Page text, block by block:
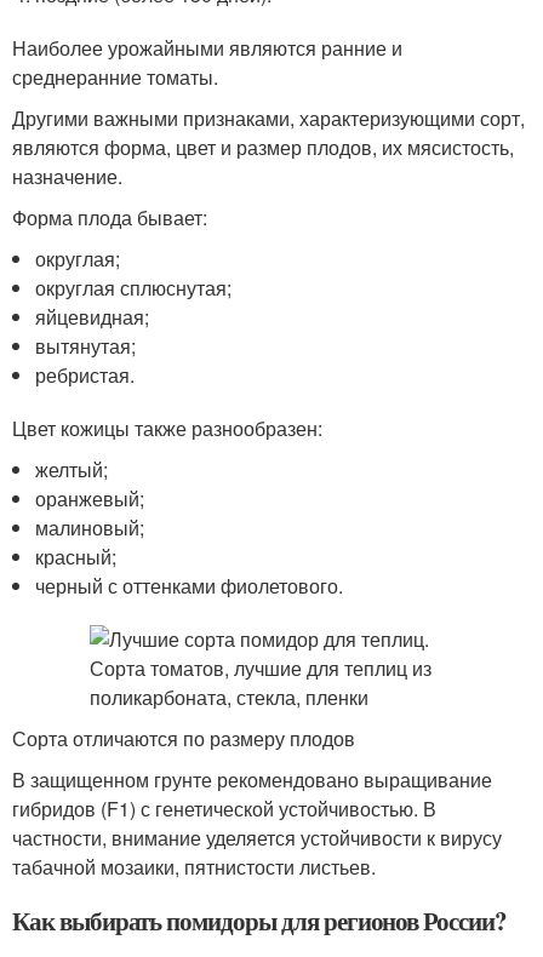
Наиболее урожайными являются ранние и
среднеранние томаты.
Другими важными признаками, характеризующими сорт,
являются форма, цвет и размер плодов, их мясистость,
назначение.
Форма плода бывает:
округлая;
округлая сплюснутая;
яйцевидная;
вытянутая;
ребристая.
Цвет кожицы также разнообразен:
желтый;
оранжевый;
малиновый;
красный;
черный с оттенками фиолетового.
Сорта отличаются по размеру плодов
В защищенном грунте рекомендовано выращивание
гибридов (F1) с генетической устойчивостью. В
частности, внимание уделяется устойчивости к вирусу
табачной мозаики, пятнистости листьев.
Как выбирать помидоры для регионов России?